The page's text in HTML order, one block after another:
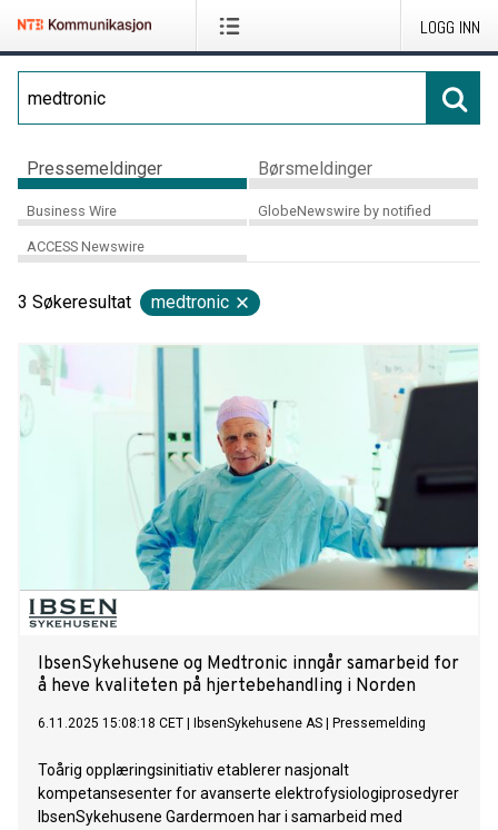
LOGG INN
Pressemeldinger Børsmeldinger
Business Wire GlobeNewswire by notified
ACCESS Newswire
3 Søkeresultat medtronic
IbsenSykehusene og Medtronic inngår samarbeid for
å heve kvaliteten på hjertebehandling i Norden
6.11.2025 15:08:18 CET IbsenSykehusene AS Pressemelding
Toårig opplæringsinitiativ etablerer nasjonalt
kompetansesenter for avanserte elektrofysiologiprosedyrer
IbsenSykehusene Gardermoen har i samarbeid med